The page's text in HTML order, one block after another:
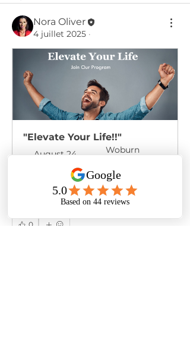
Nora Oliver
4 juillet 2025 ·
"Elevate Your Life!!"
August 24,
10:40 AM EDT
Woburn
Community
Center
S'inscrire
0